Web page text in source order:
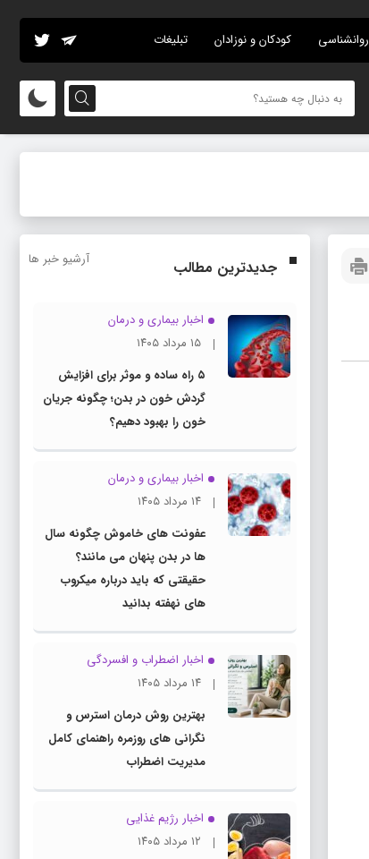
روانشناسی کودکان و نوزادان تبلیغات
جدیدترین مطالب آرشیو خبر ها
اخبار بیماری و درمان
۱۵ مرداد ۱۴۰۵
۵ راه ساده و موثر برای افزایش
گردش خون در بدن؛ چگونه جریان
خون را بهبود دهیم؟
اخبار بیماری و درمان
۱۴ مرداد ۱۴۰۵
عفونت های خاموش چگونه سال
ها در بدن پنهان می مانند؟
حقیقتی که باید درباره میکروب
های نهفته بدانید
اخبار اضطراب و افسردگی
۱۴ مرداد ۱۴۰۵
بهترین روش درمان استرس و
نگرانی های روزمره راهنمای کامل
مدیریت اضطراب
اخبار رژیم غذایی
۱۲ مرداد ۱۴۰۵